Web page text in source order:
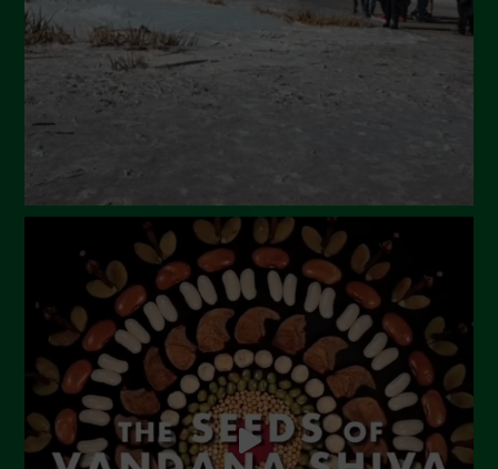
Aprile 2024
Marzo 2024
Febbraio 2024
Ottobre 2023
Settembre 2023
Agosto 2023
Luglio 2023
Giugno 2023
Maggio 2023